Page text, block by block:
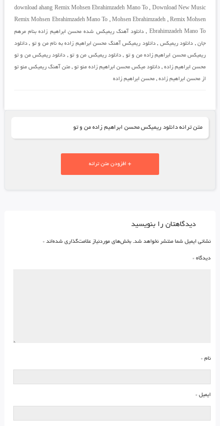
download ahang Remix Mohsen Ebrahimzadeh Mano To, Download New Music
Remix Mohsen Ebrahimzadeh Mano To , Mohsen Ebrahimzadeh , Remix Mohsen
Ebrahimzadeh Mano To
, دانلود آهنگ ریمیکس شده محسن ابراهیم زاده بنام مرهم
جان, دانلود ریمیکس ,دانلود ریمیکس آهنگ محسن ابراهیم زاده به نام من و تو ,دانلود
ریمیکس محسن ابراهیم زاده من و تو ,دانلود ریمیکس من و تو , دانلود ریمیکس من و تو
محسن ابراهیم زاده, دانلود میکس محسن ابراهیم زاده منو تو ,متن آهنگ ریمیکس منو تو
از محسن ابراهیم زاده, محسن ابراهیم زاده
متن ترانه دانلود ریمیکس محسن ابراهیم زاده من و تو
+ افزودن متن ترانه
دیدگاهتان را بنویسید
نشانی ایمیل شما منتشر نخواهد شد. بخش‌های موردنیاز علامت‌گذاری شده‌اند *
دیدگاه *
نام *
ایمیل *